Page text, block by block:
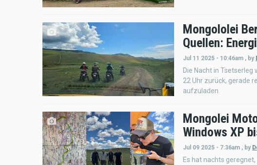
Mongololei
Quellen:
Jul 11 2025 - 10:46am , by
Die Nacht in
22 Uhr zurück, gerade
aufzuladen.
Mongolei
Windows XP
Jul 09 2025 - 7:36am , by
Es hat nachts